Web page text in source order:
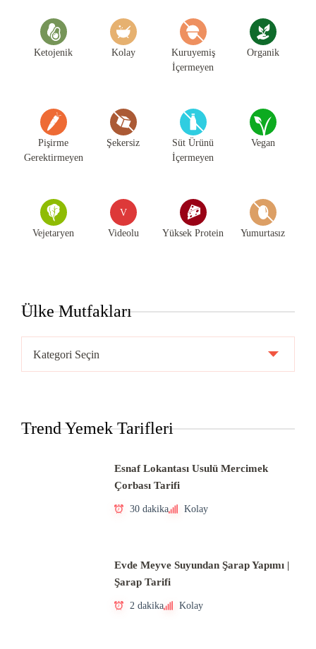
Ketojenik Kolay
Kuruyemiş
İçermeyen
Organik
Pişirme
Gerektirmeyen
Şekersiz
Süt Ürünü
İçermeyen
Vegan
Vejetaryen
V
Videolu Yüksek Protein Yumurtasız
Ülke Mutfakları
Mutfakları
Trend Yemek Tarifleri
Esnaf Lokantası Usulü Mercimek
Çorbası Tarifi
30 dakika Kolay
Evde Meyve Suyundan Şarap Yapımı |
Şarap Tarifi
2 dakika Kolay